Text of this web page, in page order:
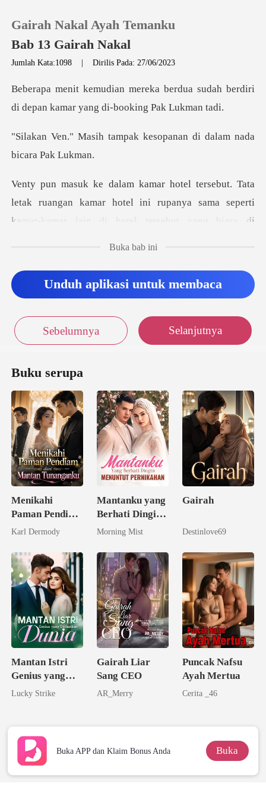
0
Riwayat Membaca
Keluar
Gairah Nakal Ayah Temanku
Bab 13 Gairah Nakal
Jumlah Kata:1098 |Dirilis Pada: 27/06/2023
rdua sudah berdiri
di depan kamar
mpak kesopanan di dalam
uangan kamar hotel ini rupanya sama seperti
kamar-kamar lai
Buka bab ini
Unduh aplikasi untuk membaca
Sebelumnya Selanjutnya
Buku serupa
Menikahi
Paman Pendiam
dari Mantan
Karl Dermody
Mantanku yang
Berhati Dingin
Menuntut
Morning Mist
Gairah
Destinlove69
Mantan Istri
Genius yang
Diidamkan
Lucky Strike
Gairah Liar
Sang CEO
AR_Merry
Puncak Nafsu
Ayah Mertua
Cerita _46
Buka APP dan Klaim Bonus Anda Buka